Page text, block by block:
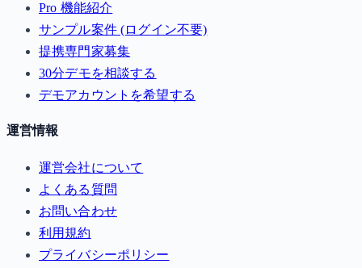
Pro 機能紹介
サンプル案件 (ログイン不要)
提携専門家募集
30分デモを相談する
デモアカウントを希望する
運営情報
運営会社について
よくある質問
お問い合わせ
利用規約
プライバシーポリシー